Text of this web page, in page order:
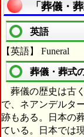
「葬儀・
英語
【英語】 Funeral
葬儀・葬式
葬儀の歴史は古
で、ネアンデルタ
跡もある。日本の
ている。日本では